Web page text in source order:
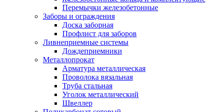
Перемычки железобетонные
Заборы и ограждения
Доска заборная
Профлист для заборов
Ливнеприемные системы
Дождеприемники
Металлопрокат
Арматура металлическая
Проволока вязальная
Труба стальная
Уголок металлический
Швеллер